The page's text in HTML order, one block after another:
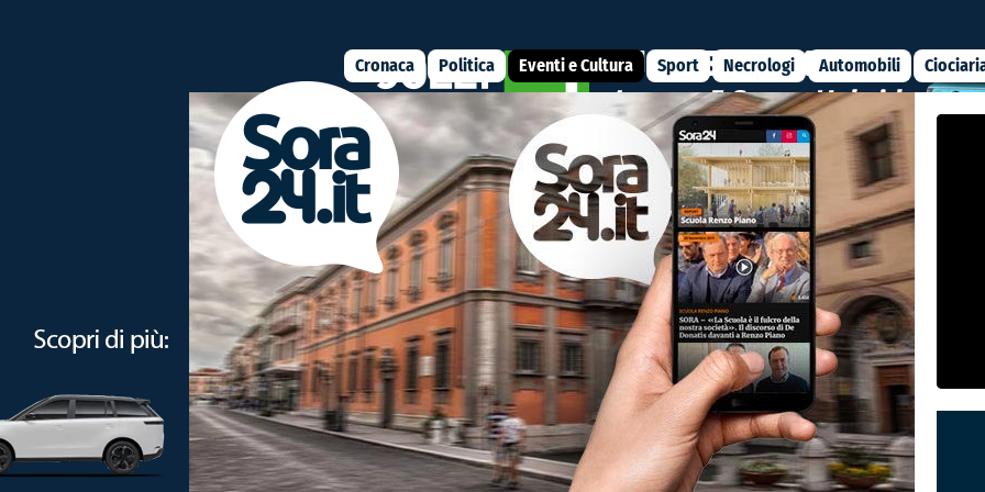
Cronaca Politica Eventi e Cultura Sport Necrologi Automobili